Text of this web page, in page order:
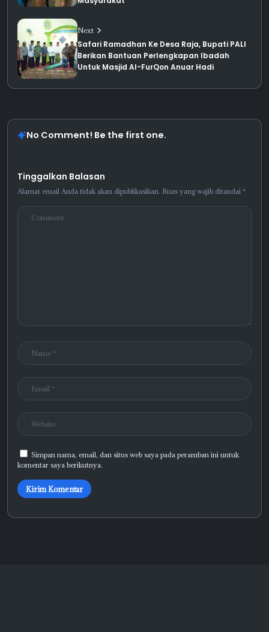
Next
Safari Ramadhan Ke Desa Raja, Bupati PALI
Berikan Bantuan Perlengkapan Ibadah
Untuk Masjid Al-FurQon Anuar Hadi
No Comment! Be the first one.
Tinggalkan Balasan
Alamat email Anda tidak akan dipublikasikan. Ruas yang wajib ditandai *
Simpan nama, email, dan situs web saya pada peramban ini untuk
komentar saya berikutnya.